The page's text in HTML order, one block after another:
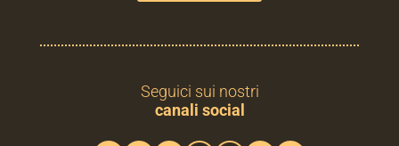
Seguici sui nostri
canali social